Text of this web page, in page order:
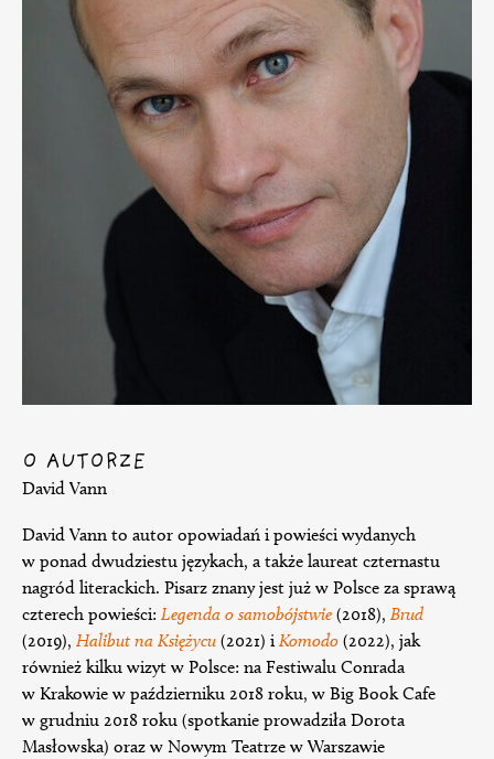
O AUTORZE
David Vann
David Vann to autor opowiadań i powieści wydanych
w ponad dwudziestu językach, a także laureat czternastu
nagród literackich. Pisarz znany jest już w Polsce za sprawą
czterech powieści: Legenda o samobójstwie (2018), Brud
(2019), Halibut na Księżycu (2021) iKomodo (2022), jak
również kilku wizyt w Polsce: na Festiwalu Conrada
w Krakowie w październiku 2018 roku, w Big Book Cafe
w grudniu 2018 roku (spotkanie prowadziła Dorota
Masłowska) oraz w Nowym Teatrze w Warszawie